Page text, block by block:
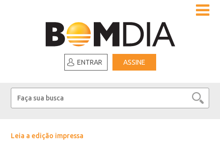
ENTRAR ASSINE
Leia a edição impressa